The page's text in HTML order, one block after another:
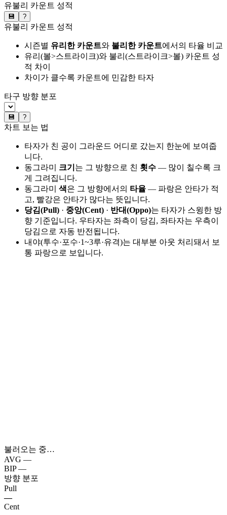
유불리 카운트 성적
💾 ?
유불리 카운트 성적
시즌별 유리한 카운트와 불리한 카운트에서의 타율 비교
유리(볼>스트라이크)와 불리(스트라이크>볼) 카운트 성
적 차이
차이가 클수록 카운트에 민감한 타자
타구 방향 분포
💾 ?
차트 보는 법
타자가 친 공이 그라운드 어디로 갔는지 한눈에 보여줍
니다.
동그라미 크기 는 그 방향으로 친 횟수 — 많이 칠수록 크
게 그려집니다.
동그라미 색은 그 방향에서의 타율 — 파랑은 안타가 적
고, 빨강은 안타가 많다는 뜻입니다.
당김(Pull) · 중앙(Cent) · 반대(Oppo)는 타자가 스윙한 방
향 기준입니다. 우타자는 좌측이 당김, 좌타자는 우측이
당김으로 자동 반전됩니다.
내야(투수·포수·1~3루·유격)는 대부분 아웃 처리돼서 보
통 파랑으로 보입니다.
불러오는 중…
AVG —
BIP —
방향 분포
Pull
—
Cent